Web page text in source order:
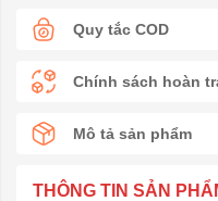
Quy tắc COD
Chính sách hoàn
Mô tả sản phẩm
THÔNG TIN SẢN